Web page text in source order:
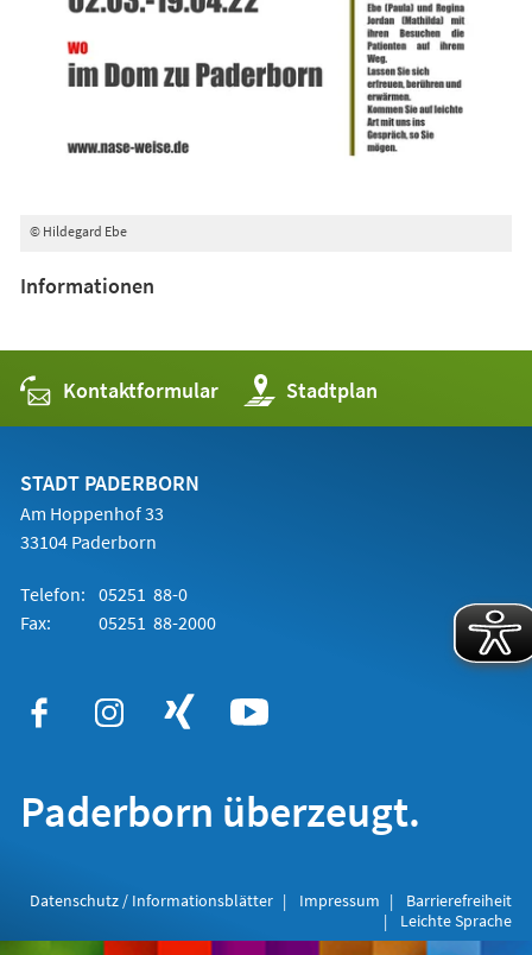
© Hildegard Ebe
Informationen
Kontaktformular Stadtplan
(Öffnet
in
einem
STADT PADERBORN
Am Hoppenhof 33
33104 Paderborn
Telefon: 05251 88-0
Fax:
05251 88-2000
Paderborn überzeugt.
Datenschutz / Informationsblätter Impressum
Barrierefreiheit
Leichte Sprache